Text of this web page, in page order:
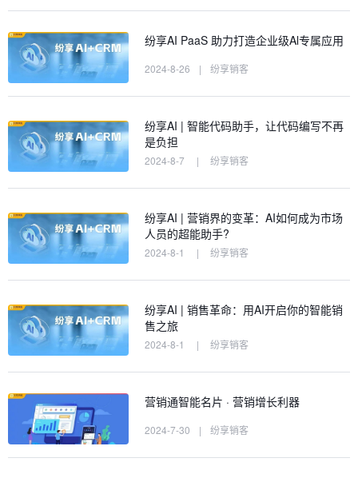
纷享AI PaaS 助力打造企业级Al专属应用
2024-8-26 | 纷享销客
纷享AI | 智能代码助手，让代码编写不再
是负担
2024-8-7 | 纷享销客
纷享AI | 营销界的变革：AI如何成为市场
人员的超能助手?
2024-8-1 | 纷享销客
纷享AI | 销售革命：用AI开启你的智能销
售之旅
2024-8-1 | 纷享销客
营销通智能名片 · 营销增长利器
2024-7-30 | 纷享销客